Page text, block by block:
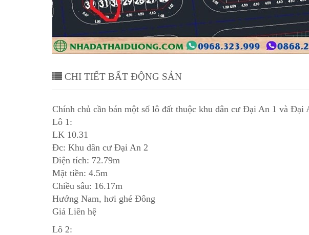
Cần bán một số lô đất thuộc khu dân cư Đại An
Đại An 2, phường Tứ Minh, TP Hải Dương
CHI TIẾT BẤT ĐỘNG SẢN
Chính chủ cần bán một số lô đất thuộc khu dân cư Đại An 1 và
Lô 1:
LK 10.31
Đc: Khu dân cư Đại An 2
Diện tích: 72.79m
Mặt tiền: 4.5m
Chiều sâu: 16.17m
Hướng Nam, hơi ghé Đông
Giá Liên hệ
Lô 2: